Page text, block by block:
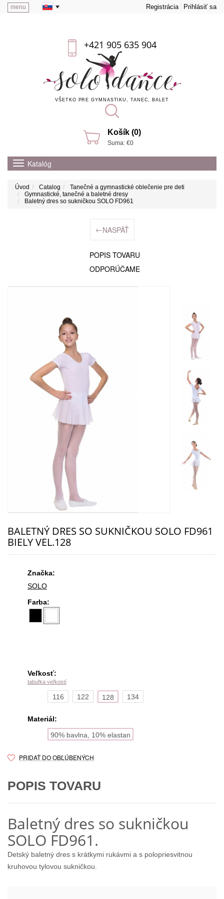
menu Registrácia Prihlásiť sa
+421 905 635 904
VŠETKO PRE GYMNASTIKU, TANEC, BALET
Košík (0)
Suma: €0
Katalóg
Úvod Catalog
Tanečné a gymnastické oblečenie pre deti
Gymnastické, tanečné a baletné dresy
Baletný dres so sukničkou SOLO FD961
←NASPÄŤ
POPIS TOVARU
ODPORÚČAME
BALETNÝ DRES SO SUKNIČKOU SOLO FD961
BIELY VEL.128
Značka:
SOLO
Farba:
Veľkosť:
tabuľka veľkostí
116 122 128 134
Materiál:
90% bavlna, 10% elastan
PRIDAŤ DO OBĽÚBENÝCH
POPIS TOVARU
Baletný dres so sukničkou
SOLO FD961.
Detský baletný dres s krátkymi rukávmi a s polopriesvitnou
kruhovou tylovou sukničkou.